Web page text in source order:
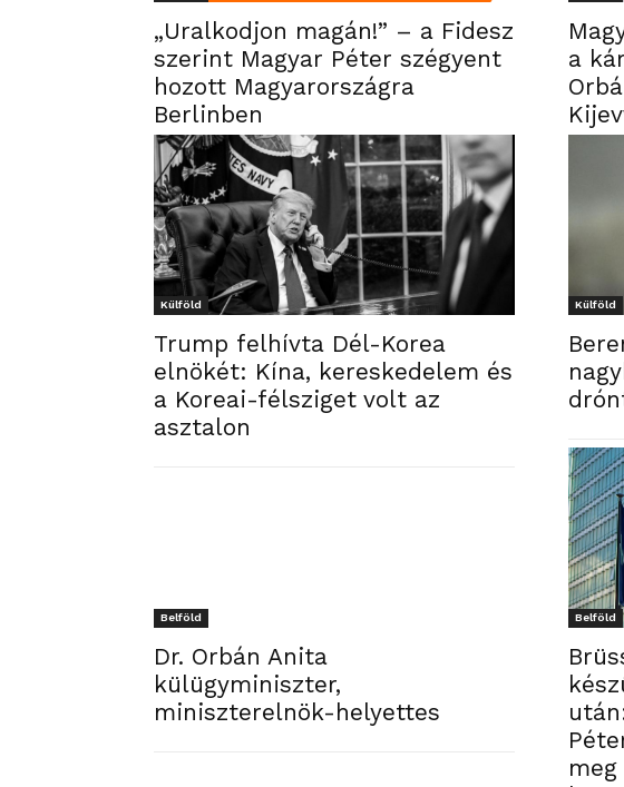
„Uralkodjon magán!” – a Fidesz
szerint Magyar Péter szégyent
hozott Magyarországra
Berlinben
a
Külföld
Trump felhívta Dél-Korea
elnökét: Kína, kereskedelem és
a Koreai-félsziget volt az
asztalon
Külföld
Belföld
Dr. Orbán Anita
külügyminiszter,
miniszterelnök-helyettes
Belföld